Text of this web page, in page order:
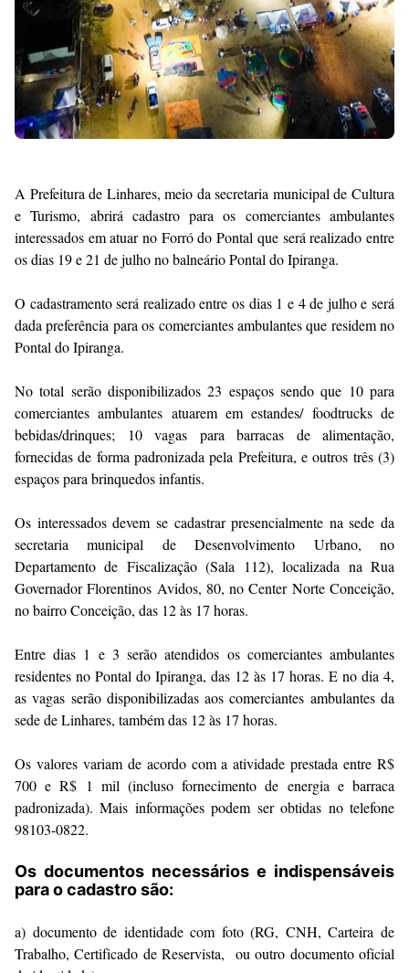
A Prefeitura de Linhares, meio da secretaria municipal de Cultura
e Turismo, abrirá cadastro para os comerciantes ambulantes
interessados em atuar no Forró do Pontal que será realizado entre
os dias 19 e 21 de julho no balneário Pontal do Ipiranga.
O cadastramento será realizado entre os dias 1 e 4 de julho e será
dada preferência para os comerciantes ambulantes que residem no
Pontal do Ipiranga.
No total serão disponibilizados 23 espaços sendo que 10 para
comerciantes ambulantes atuarem em estandes/ foodtrucks de
bebidas/drinques; 10 vagas para barracas de alimentação,
fornecidas de forma padronizada pela Prefeitura, e outros três (3)
espaços para brinquedos infantis.
Os interessados devem se cadastrar presencialmente na sede da
secretaria municipal de Desenvolvimento Urbano, no
Departamento de Fiscalização (Sala 112), localizada na Rua
Governador Florentinos Avidos, 80, no Center Norte Conceição,
no bairro Conceição, das 12 às 17 horas.
Entre dias 1 e 3 serão atendidos os comerciantes ambulantes
residentes no Pontal do Ipiranga, das 12 às 17 horas. E no dia 4,
as vagas serão disponibilizadas aos comerciantes ambulantes da
sede de Linhares, também das 12 às 17 horas.
Os valores variam de acordo com a atividade prestada entre R$
700 e R$ 1 mil (incluso fornecimento de energia e barraca
padronizada). Mais informações podem ser obtidas no telefone
98103-0822.
Os documentos necessários e indispensáveis
para o cadastro são:
a) documento de identidade com foto (RG, CNH, Carteira de
Trabalho, Certificado de Reservista, ou outro documento oficial